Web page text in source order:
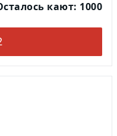
кают: 1000